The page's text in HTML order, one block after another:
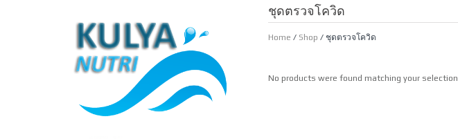
ชุดตรวจโควิด
Home / Shop / ชุดตรวจโควิด
No products were found matching your selection.